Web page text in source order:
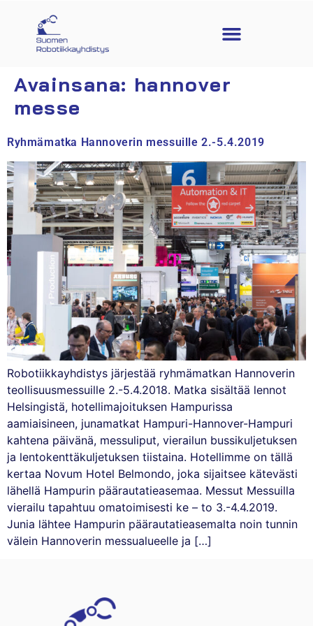
Avainsana: hannover
messe
Ryhmämatka Hannoverin messuille 2.-5.4.2019
Robotiikkayhdistys järjestää ryhmämatkan Hannoverin
teollisuusmessuille 2.-5.4.2018. Matka sisältää lennot
Helsingistä, hotellimajoituksen Hampurissa
aamiaisineen, junamatkat Hampuri-Hannover-Hampuri
kahtena päivänä, messuliput, vierailun bussikuljetuksen
ja lentokenttäkuljetuksen tiistaina. Hotellimme on tällä
kertaa Novum Hotel Belmondo, joka sijaitsee kätevästi
lähellä Hampurin päärautatieasemaa. Messut Messuilla
vierailu tapahtuu omatoimisesti ke – to 3.-4.4.2019.
Junia lähtee Hampurin päärautatieasemalta noin tunnin
välein Hannoverin messualueelle ja […]